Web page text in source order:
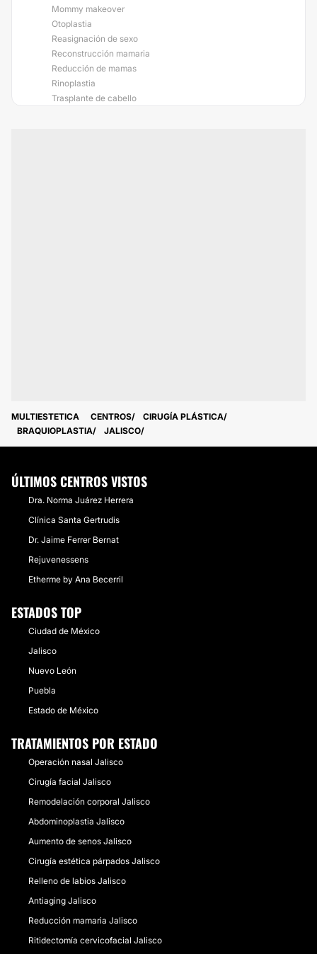
Mommy makeover
Otoplastia
Reasignación de sexo
Reconstrucción mamaria
Reducción de mamas
Rinoplastia
Trasplante de cabello
MULTIESTETICA CENTROS
CIRUGÍA PLÁSTICA
BRAQUIOPLASTIA
JALISCO
ÚLTIMOS CENTROS VISTOS
Dra. Norma Juárez Herrera
Clínica Santa Gertrudis
Dr. Jaime Ferrer Bernat
Rejuvenessens
Etherme by Ana Becerril
ESTADOS TOP
Ciudad de México
Jalisco
Nuevo León
Puebla
Estado de México
TRATAMIENTOS POR ESTADO
Operación nasal Jalisco
Cirugía facial Jalisco
Remodelación corporal Jalisco
Abdominoplastia Jalisco
Aumento de senos Jalisco
Cirugía estética párpados Jalisco
Relleno de labios Jalisco
Antiaging Jalisco
Reducción mamaria Jalisco
Ritidectomía cervicofacial Jalisco